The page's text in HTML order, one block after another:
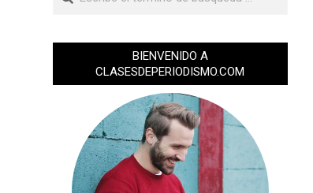
BIENVENIDO A
CLASESDEPERIODISMO.COM